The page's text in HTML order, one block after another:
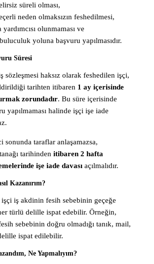
süreli olması,
neden olmaksızın feshedilmesi,
olunmaması ve
yoluna başvuru yapılmasıdır.
Süresi
sözleşmesi haksız olarak feshedilen işçi,
tarihten itibaren 1 ay içerisinde
zorundadır. Bu süre içerisinde
yapılmaması halinde işçi işe iade
sonunda taraflar anlaşamazsa,
tarihinden itibaren 2 hafta
işe iade davası açılmalıdır.
Kazanırım?
işçi iş akdinin fesih sebebinin geçeğe
türlü delille ispat edebilir. Örneğin,
sebebinin doğru olmadığı tanık, mail,
ispat edilebilir.
Ne Yapmalıyım?